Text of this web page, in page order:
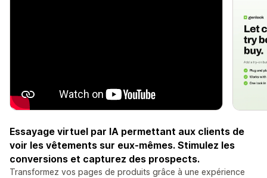
Essayage virtuel par IA permettant aux clients de
voir les vêtements sur eux-mêmes. Stimulez les
conversions et capturez des prospects.
Transformez vos pages de produits grâce à une expérience